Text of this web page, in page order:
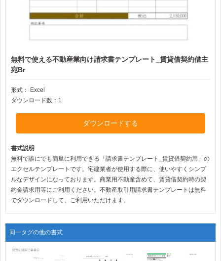
無料で使える不動産業向け請求書テンプレート_賃貸借契約借主
宛Br
形式：
Excel
ダウンロード数：1
ダウンロードする
書式説明
無料で誰にでも簡単に利用できる「請求書テンプレート_賃貸借契約用」の
エクセルテンプレートです。宅建業者が使用する際に、使いやすくシンプ
ルなデザインになっております。商業用不動産含めて、賃貸借契約時の契
約金請求用等にご利用ください。不動産取引用請求書テンプレートは無料
でダウンロードして、ご利用いただけます。
同一タグの他の書式